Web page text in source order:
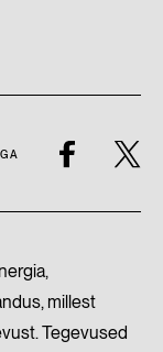
millest
Tegevused